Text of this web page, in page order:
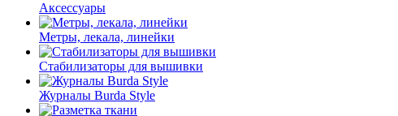
Аксессуары
Метры, лекала, линейки
Стабилизаторы для вышивки
Журналы Burda Style